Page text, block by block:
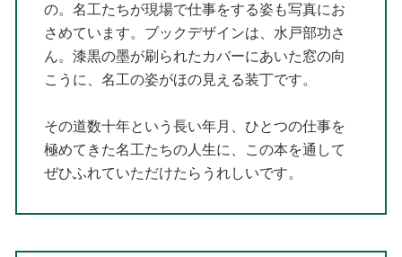
の。名工たちが現場で仕事をする姿も写真にお
さめています。ブックデザインは、水戸部功さ
ん。漆黒の墨が刷られたカバーにあいた窓の向
こうに、名工の姿がほの見える装丁です。
その道数十年という長い年月、ひとつの仕事を
極めてきた名工たちの人生に、この本を通して
ぜひふれていただけたらうれしいです。